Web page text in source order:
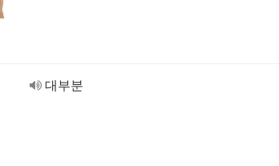
대부분